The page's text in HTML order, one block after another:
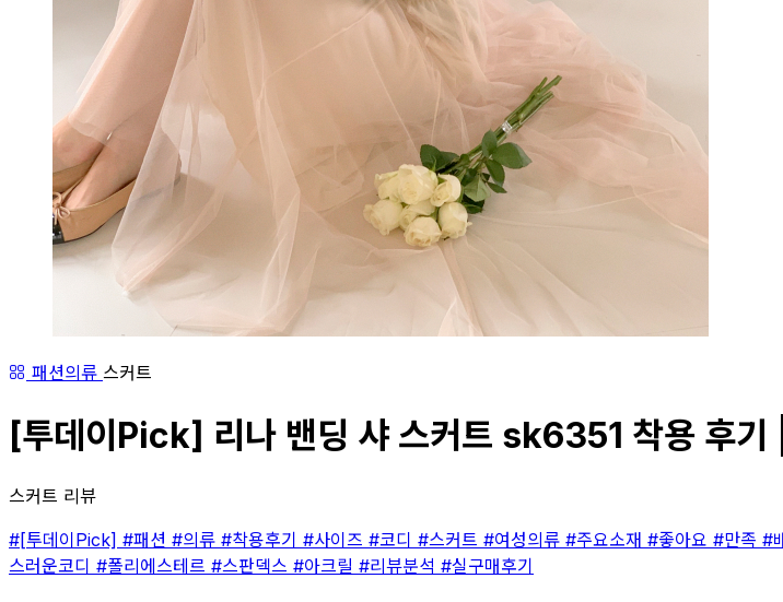
패션의류 스커트
[투데이Pick] 리나 밴딩 샤 스커트 sk6351 착용 후기
스커트 리뷰
#[투데이Pick] #패션 #의류 #착용후기 #사이즈 #코디 #스커트 #여성의류 #주요소재 #좋아요 #만족 #
스러운코디 #폴리에스테르 #스판덱스 #아크릴 #리뷰분석 #실구매후기